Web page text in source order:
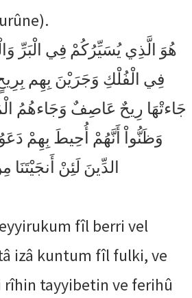
هُوَ الَّذِي يُسَيِّرُكُمْ فِي الْبَرِّ
فِي الْفُلْكِ وَجَرَيْنَ بِهِم
جَاءتْهَا رِيحٌ عَاصِفٌ وَجَاءهُمُ
وَظَنُّواْ أَنَّهُمْ أُحِيطَ بِهِمْ
الدِّينَ لَئِنْ
fîl berri vel
izâ kuntum fîl fulki, ve
rîhin tayyibetin ve ferihû